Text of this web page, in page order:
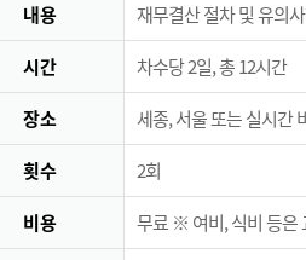
내용 재무결산 절차 및 유의
시간 차수당 2일, 총 12시간
장소 세종, 서울 또는 실시간
횟수 2회
비용 무료 ※ 여비, 식비 등은